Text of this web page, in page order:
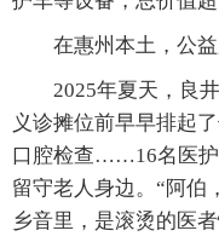
在惠州本土，公益
2025年夏天，良井
义诊摊位前早早排起
口腔检查……16名医护
留守老人身边。“阿伯
乡音里，是滚烫的医